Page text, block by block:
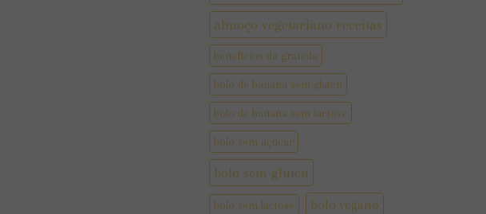
almoço vegetariano receitas
benefícios da granola
bolo de banana sem gluten
bolo de banana sem lactose
bolo sem açúcar
bolo sem gluten
bolo sem lactose bolo vegano